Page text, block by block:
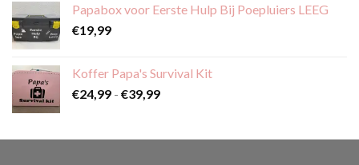
€59,99
Papabox voor Eerste Hulp Bij Poepluiers LEEG
€19,99
Koffer Papa's Survival Kit
€24,99 - €39,99Prijsklasse:
€39,99